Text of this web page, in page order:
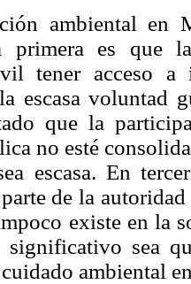
ambiental en
primera es que
tener acceso a
escasa voluntad
que la
no esté
escasa. En
de la
existe en la
significativo sea
ambiental